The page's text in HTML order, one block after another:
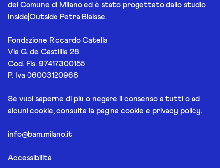
del Comune di Milano ed è stato progettato dallo studio
Inside|Outside Petra Blaisse.
Fondazione Riccardo Catella
Via G. de Castillia 28
Cod. Fis. 97417300155
P. Iva 06003120968
Se vuoi saperne di più o negare il consenso a tutti o ad
alcuni cookie, consulta la pagina cookie e privacy policy.
info@bam.milano.it
Accessibilità